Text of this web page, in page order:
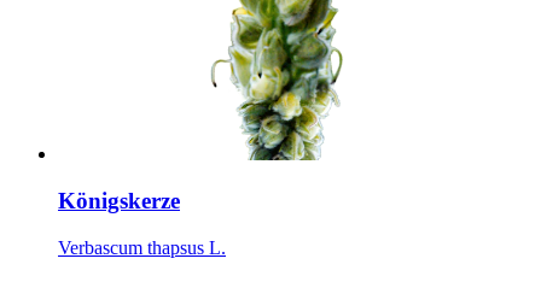
Königskerze
Verbascum thapsus L.